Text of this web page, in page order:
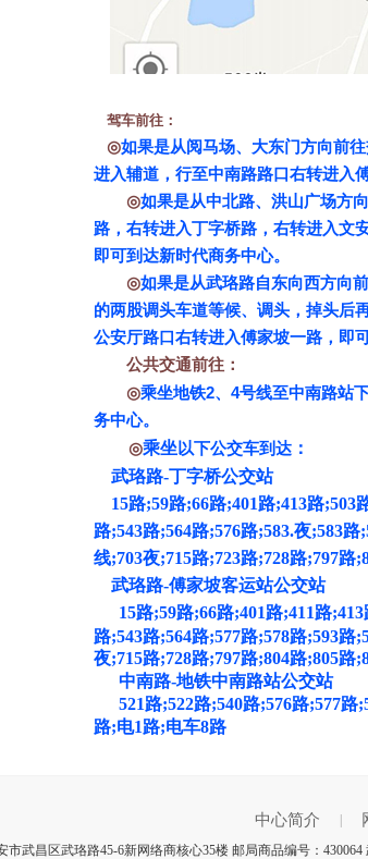
驾车前往：
◎如果是从阅马场、大东门方向前
进入辅道，行至中南路路口右转进入
◎如果是从中北路、洪山广场方
路，右转进入丁字桥路，右转进入文
即可到达新时代商务中心。
◎如果是从武珞路自东向西方向
的两股调头车道等候、调头，掉头后
公安厅路口右转进入傅家坡一路，即
公共交通前往：
◎乘坐地铁2、 4号线至中南路站下
务中心。
◎乘坐以下公交车到达 ：
武珞路-丁字桥公交站
15路;59路;66路;401路;413路;503
路;543路;564路;576路;583.夜;583
线;703夜;715路;723路;728路;797路
武珞路-傅家坡客运站公交站
15路;59路;66路;401路;411路
路;543路;564路;577路;578路;593路
夜;715路;728路;797路;804路;805路
中南路-地铁中南路站公交站
521路;522路;540路;576路;577路
路;电1路;电车8路
中心简介
市武昌区武珞路45-6新网络商核心35楼 邮局商品编号：